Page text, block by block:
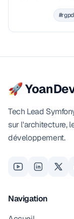
#rgpd
🚀
Tech Lead
sur l'architecture,
développement.
Navigation